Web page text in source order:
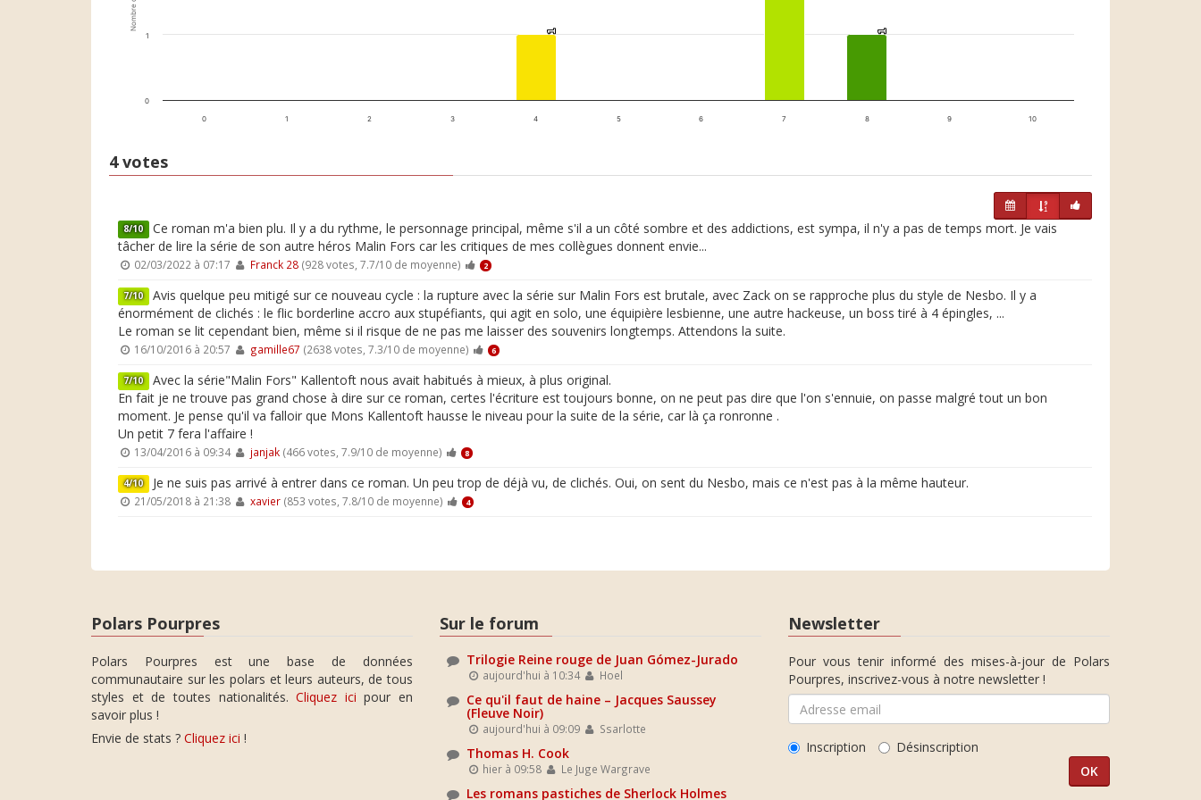
1
1 1
1
0 1 2 3 4 5 6 7 8 9 10
0
1
4 votes
8/10 Ce roman m'a bien plu. Il y a du rythme, le personnage principal, même s'il a un côté sombre et des addictions, est sympa, il n'y a pas de temps mort. Je vais
tâcher de lire la série de son autre héros Malin Fors car les critiques de mes collègues donnent envie...
02/03/2022 à 07:17 Franck 28(928 votes, 7.7/10 de moyenne) 2
7/10 Avis quelque peu mitigé sur ce nouveau cycle : la rupture avec la série sur Malin Fors est brutale, avec Zack on se rapproche plus du style de Nesbo. Il y a
énormément de clichés : le flic borderline accro aux stupéfiants, qui agit en solo, une équipière lesbienne, une autre hackeuse, un boss tiré à 4 épingles, ...
Le roman se lit cependant bien, même si il risque de ne pas me laisser des souvenirs longtemps. Attendons la suite.
16/10/2016 à 20:57 gamille67 (2638 votes, 7.3/10 de moyenne) 6
7/10 Avec la série"Malin Fors" Kallentoft nous avait habitués à mieux, à plus original.
En fait je ne trouve pas grand chose à dire sur ce roman, certes l'écriture est toujours bonne, on ne peut pas dire que l'on s'ennuie, on passe malgré tout un bon
moment. Je pense qu'il va falloir que Mons Kallentoft hausse le niveau pour la suite de la série, car là ça ronronne .
Un petit 7 fera l'affaire !
13/04/2016 à 09:34 janjak(466 votes, 7.9/10 de moyenne) 8
4/10 Je ne suis pas arrivé à entrer dans ce roman. Un peu trop de déjà vu, de clichés. Oui, on sent du Nesbo, mais ce n'est pas à la même hauteur.
21/05/2018 à 21:38 xavier(853 votes, 7.8/10 de moyenne) 4
Polars Pourpres
Polars Pourpres est une base de données
communautaire sur les polars et leurs auteurs, de tous
styles et de toutes nationalités.Cliquez ici pour en
savoir plus !
Envie de stats ? Cliquez ici !
Sur le forum
Trilogie Reine rouge de Juan Gómez-Jurado
aujourd'hui à 10:34 Hoel
Ce qu'il faut de haine – Jacques Saussey
(Fleuve Noir)
aujourd'hui à 09:09 Ssarlotte
Thomas H. Cook
hier à 09:58 Le Juge Wargrave
Les romans pastiches de Sherlock Holmes
Newsletter
Pour vous tenir informé des mises-à-jour de Polars
Pourpres, inscrivez-vous à notre newsletter !
Inscription Désinscription